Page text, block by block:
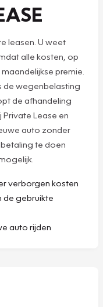
leasen. U weet
alle kosten, op
premie.
de wegenbelasting
de afhandeling
Private Lease en
auto zonder
te doen
verborgen kosten
de gebruikte
auto rijden